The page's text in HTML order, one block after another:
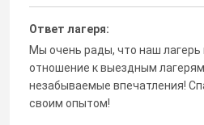
Ответ лагеря:
Мы очень рады, что наш лагерь
отношение к выездным
незабываемые впечатления!
своим опытом!